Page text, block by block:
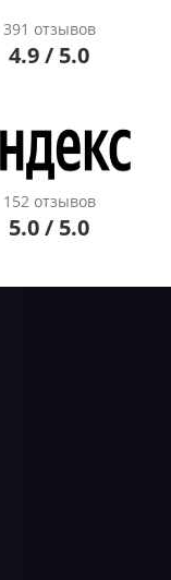
391 отзывов
4.9 / 5.0
152 отзывов
5.0 / 5.0